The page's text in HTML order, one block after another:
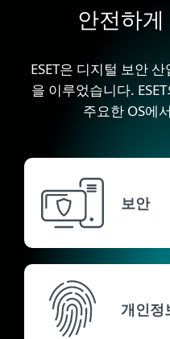
안전하게
ESET은 디지털 보안
을 이루었습니다.
주요한 OS에
보안
개인정